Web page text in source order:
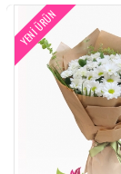
YENI ÜRÜN